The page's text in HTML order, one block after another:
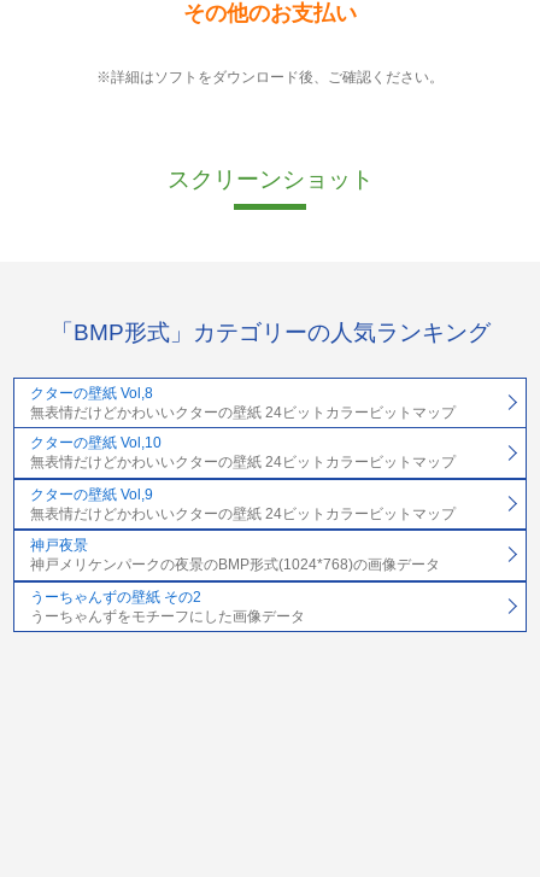
その他のお支払い
※詳細はソフトをダウンロード後、ご確認ください。
スクリーンショット
「BMP形式」カテゴリーの人気ランキング
クターの壁紙 Vol,8
無表情だけどかわいいクターの壁紙 24ビットカラービットマップ
クターの壁紙 Vol,10
無表情だけどかわいいクターの壁紙 24ビットカラービットマップ
クターの壁紙 Vol,9
無表情だけどかわいいクターの壁紙 24ビットカラービットマップ
神戸夜景
神戸メリケンパークの夜景のBMP形式(1024*768)の画像データ
うーちゃんずの壁紙 その2
うーちゃんずをモチーフにした画像データ